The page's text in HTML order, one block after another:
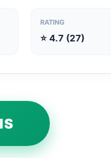
RATING
⭐ 4.7 (27)